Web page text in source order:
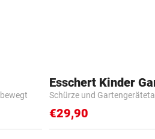
Schürze und
€29,90